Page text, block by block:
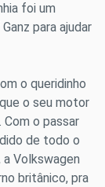
foi um
para ajudar
o queridinho
o seu motor
o passar
de todo o
a Volkswagen
britânico, pra